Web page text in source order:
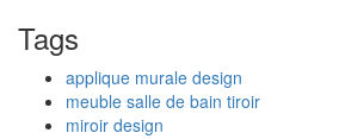
Tags
applique murale design
meuble salle de bain tiroir
miroir design